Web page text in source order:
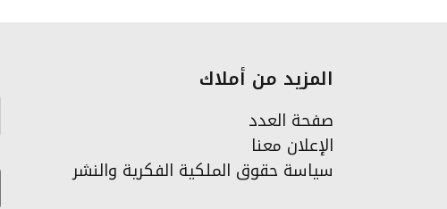
المزيد من أملاك
صفحة العدد
الإعلان معنا
سياسة حقوق الملكية الفكرية والنشر